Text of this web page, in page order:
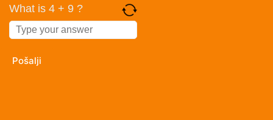
What is 4 + 9 ?
Answer
for
4
9